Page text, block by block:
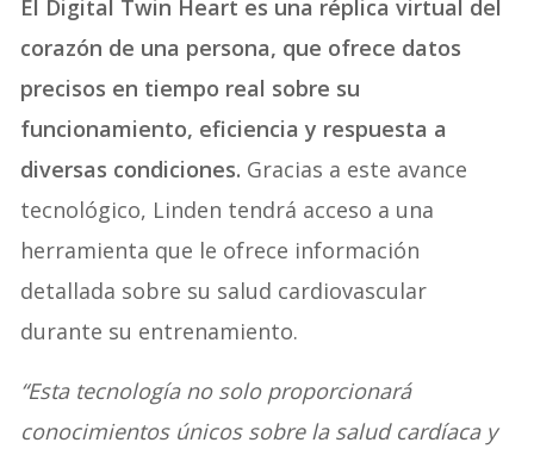
El Digital Twin Heart es una réplica virtual del
corazón de una persona, que ofrece datos
precisos en tiempo real sobre su
funcionamiento, eficiencia y respuesta a
diversas condiciones. Gracias a este avance
tecnológico, Linden tendrá acceso a una
herramienta que le ofrece información
detallada sobre su salud cardiovascular
durante su entrenamiento.
“Esta tecnología no solo proporcionará
conocimientos únicos sobre la salud cardíaca y